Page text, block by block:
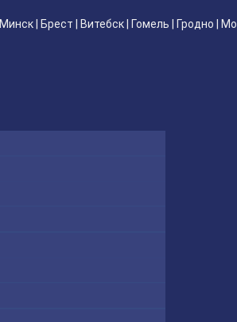
Минск| Брест Витебск| Гомель Гродно